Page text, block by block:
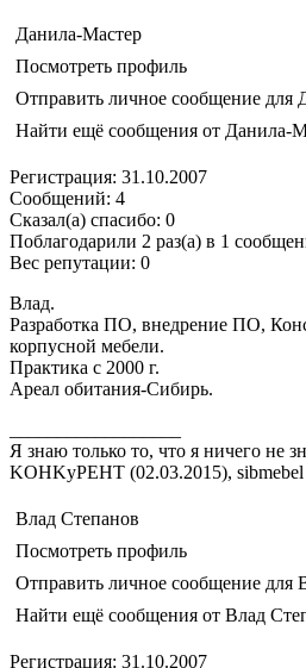
Данила-Мастер
Посмотреть профиль
Отправить личное сообщение для
Найти ещё сообщения от Данила-
Регистрация: 31.10.2007
Сообщений: 4
Сказал(а) спасибо: 0
Поблагодарили 2 раз(а) в 1
Вес репутации: 0
Влад.
Разработка ПО, внедрение ПО,
корпусной мебели.
Практика с 2000 г.
Ареал обитания-Сибирь.
Я знаю только то, что я ничего не
KOHKyPEHT (02.03.2015),
Влад Степанов
Посмотреть профиль
Отправить личное сообщение для
Найти ещё сообщения от Влад
Регистрация: 31.10.2007